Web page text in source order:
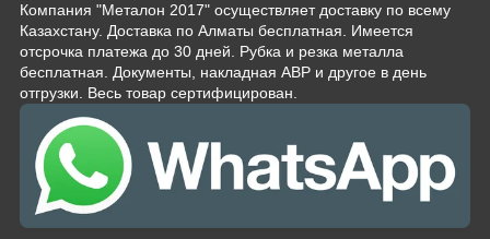
Компания "Металон 2017" осуществляет доставку по всему
Казахстану. Доставка по Алматы бесплатная. Имеется
отсрочка платежа до 30 дней. Рубка и резка металла
бесплатная. Документы, накладная АВР и другое в день
отгрузки. Весь товар сертифицирован.